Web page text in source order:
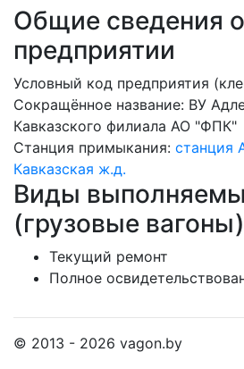
Общие сведения о
предприятии
Условный код предприятия
Сокращённое название: ВУ
Кавказского филиала АО "ФПК"
Станция примыкания: станция
Кавказская ж.д.
Виды
(грузовые вагоны)
Текущий ремонт
Полное
© 2013 - 2026 vagon.by